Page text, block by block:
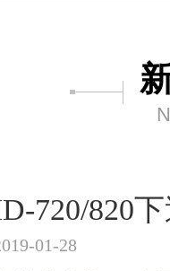
720/820
01-28